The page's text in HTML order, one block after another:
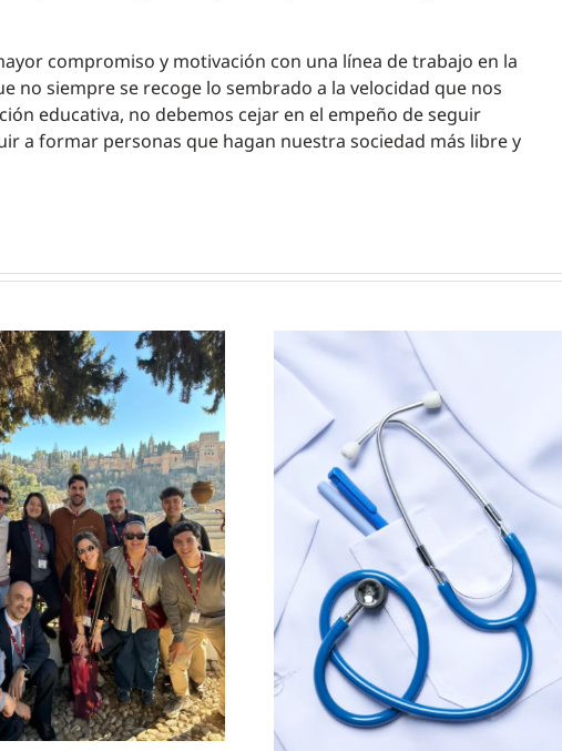
compromiso y motivación con una línea de trabajo en la
no siempre se recoge lo sembrado a la velocidad que nos
educativa, no debemos cejar en el empeño de seguir
a formar personas que hagan nuestra sociedad más libre y
Los Médicos y
Farmacéuticos del
Mendel
Viena, ciudad
mendeliana